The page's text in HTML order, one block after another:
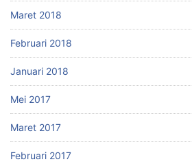
Maret 2018
Februari 2018
Januari 2018
Mei 2017
Maret 2017
Februari 2017